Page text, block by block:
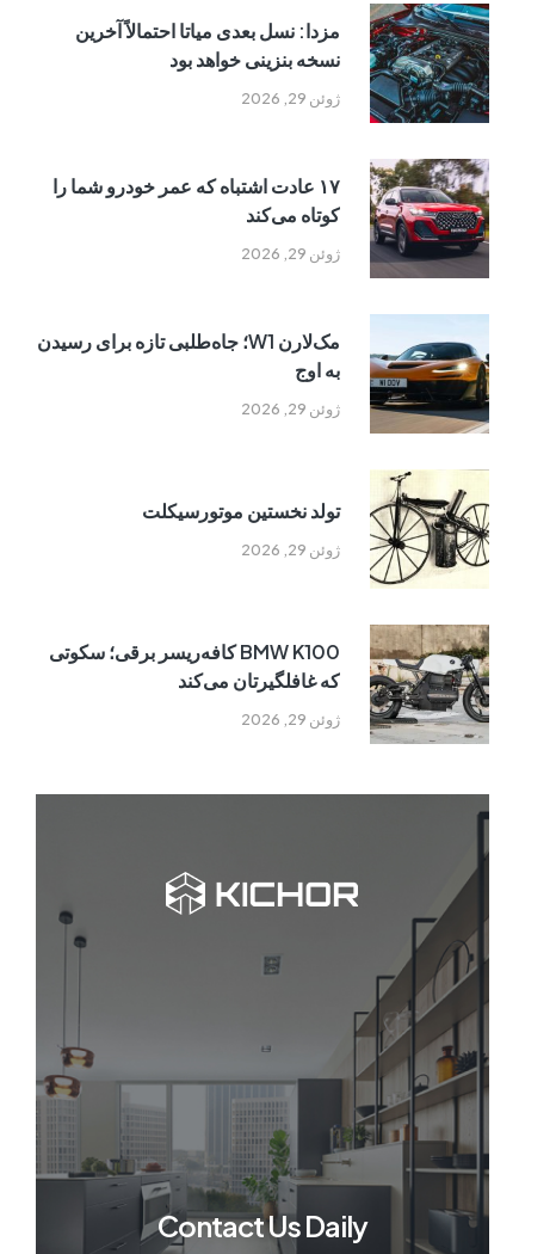
ژوئن 29, 2026
مزدا: نسل بعدی میاتا احتمالاً آخرین
نسخه بنزینی خواهد بود
ژوئن 29, 2026
۱۷ عادت اشتباه که عمر خودرو شما را
کوتاه می‌کند
ژوئن 29, 2026
مک‌لارن W1؛ جاه‌طلبی تازه برای رسیدن
به اوج
ژوئن 29, 2026
تولد نخستین موتورسیکلت
ژوئن 29, 2026
BMW K100 کافه‌ریسر برقی؛ سکوتی
که غافلگیرتان می‌کند
Contact Us Daily